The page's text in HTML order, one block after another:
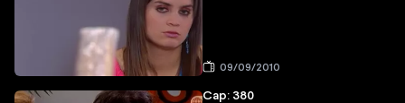
09/09/2010
Cap: 380